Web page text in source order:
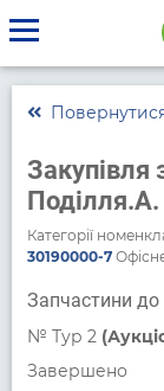
Закупівля
Поділля.А.
Категорії
30190000-7
Запчастини до
№ Тур 2
Завершено